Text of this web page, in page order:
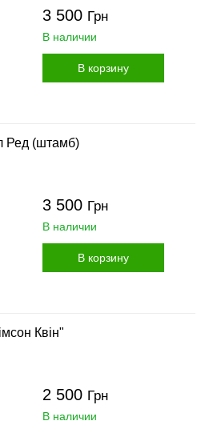
3 500 Грн
В наличии
В корзину
Ред (штамб)
3 500 Грн
В наличии
В корзину
Квін"
2 500 Грн
В наличии